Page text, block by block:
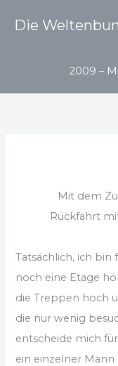
InhaltDie
2009 –
Mit dem
Rückfahrt
Tatsächlich, ich bin
noch eine Etage
die Treppen hoch
die nur wenig
entscheide mich
ein einzelner